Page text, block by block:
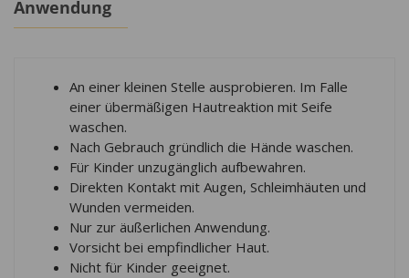
Anwendung
An einer kleinen Stelle ausprobieren. Im Falle
einer übermäßigen Hautreaktion mit Seife
waschen.
Nach Gebrauch gründlich die Hände waschen.
Für Kinder unzugänglich aufbewahren.
Direkten Kontakt mit Augen, Schleimhäuten und
Wunden vermeiden.
Nur zur äußerlichen Anwendung.
Vorsicht bei empfindlicher Haut.
Nicht für Kinder geeignet.